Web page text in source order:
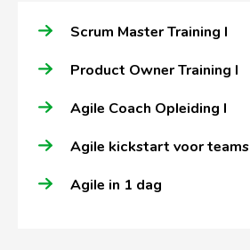
Scrum Master Training I
Product Owner Training I
Agile Coach Opleiding I
Agile kickstart voor teams
Agile in 1 dag